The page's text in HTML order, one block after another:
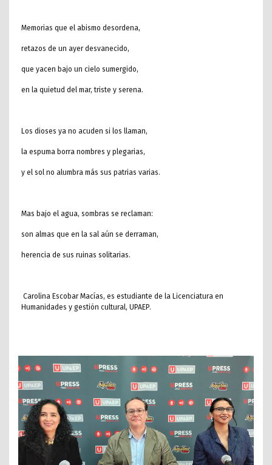
Memorias que el abismo desordena,
retazos de un ayer desvanecido,
que yacen bajo un cielo sumergido,
en la quietud del mar, triste y serena.
Los dioses ya no acuden si los llaman,
la espuma borra nombres y plegarias,
y el sol no alumbra más sus patrias varias.
Mas bajo el agua, sombras se reclaman:
son almas que en la sal aún se derraman,
herencia de sus ruinas solitarias.
Carolina Escobar Macías, es estudiante de la Licenciatura en
Humanidades y gestión cultural, UPAEP.